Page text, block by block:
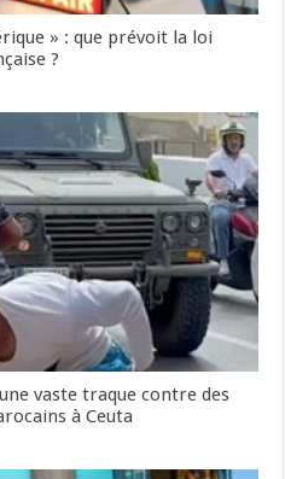
» : que prévoit la loi
?
vaste traque contre des
à Ceuta